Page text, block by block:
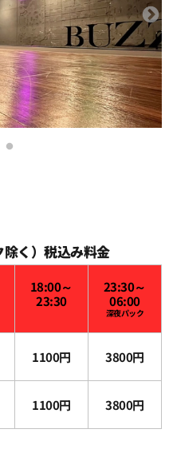
く）税込み料金
18:00～
23:30
23:30～
06:00
深夜パック
1100円 3800円
1100円 3800円